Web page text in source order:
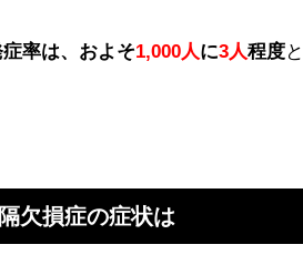
症率は、およそ1,000人に3人程度
欠損症の症状は